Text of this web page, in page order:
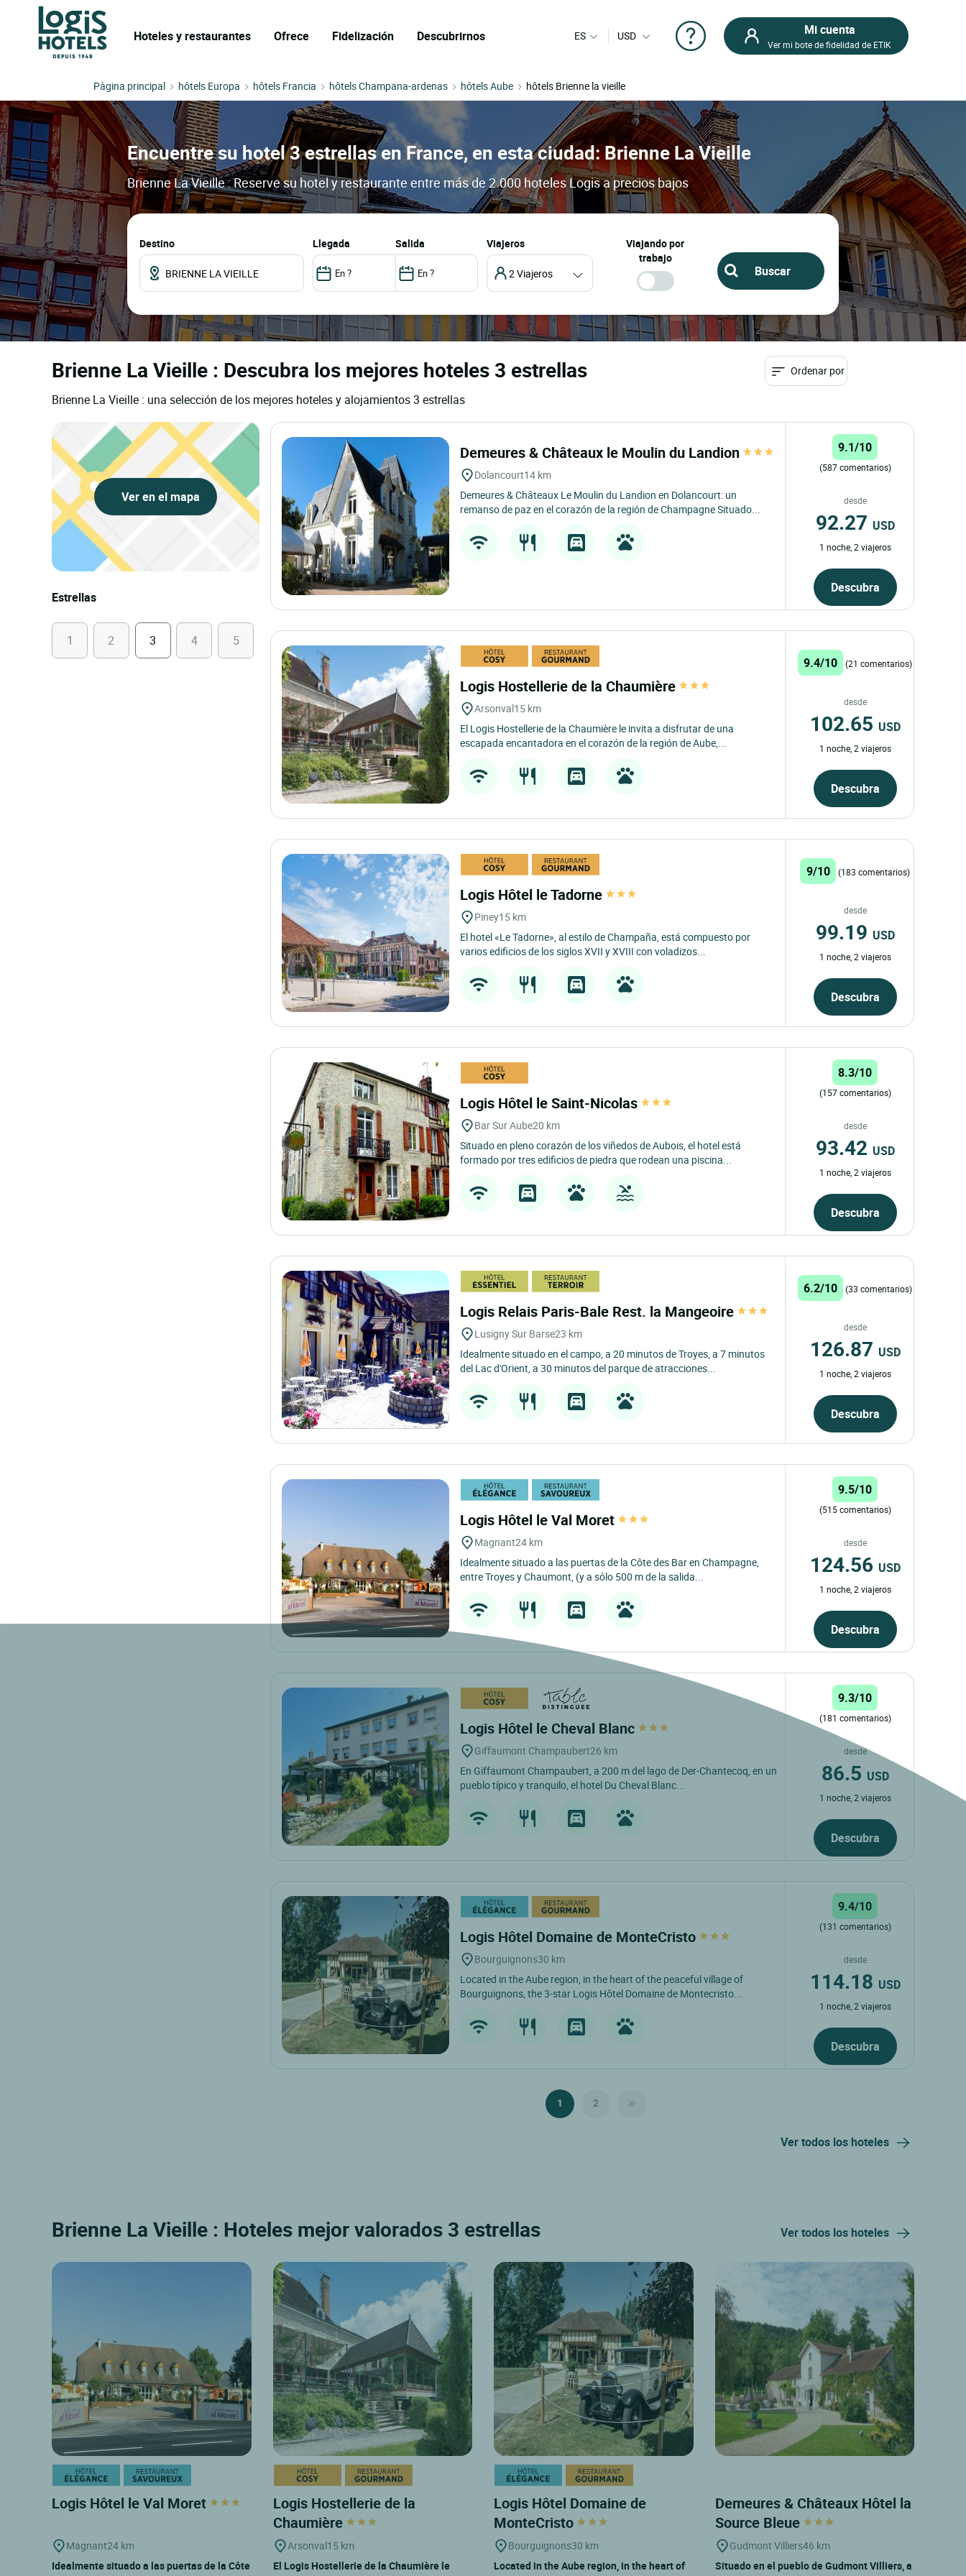
Hoteles y restaurantes Ofrece Fidelización Descubrirnos ES USD Mi cuenta
Ver mi bote de fidelidad de ETIK
Pàgina principal hôtels Europa hôtels Francia hôtels Champana-ardenas hôtels Aube hôtels Brienne la vieille
Encuentre su hotel 3 estrellas en France, en esta ciudad: Brienne La Vieille
Brienne La Vieille : Reserve su hotel y restaurante entre más de 2.000 hoteles Logis a precios bajos
Destino llegada salida Viajeros
2 Viajeros
Viajando por
trabajo
Brienne La Vieille : Descubra los mejores hoteles 3 estrellas
Brienne La Vieille : una selección de los mejores hoteles y alojamientos 3 estrellas
Ordenar por
Ver en el mapa
Estrellas
1 2 3 4 5
Demeures & Châteaux le Moulin du Landion
Dolancourt14 km
Demeures & Châteaux Le Moulin du Landion en Dolancourt: un
remanso de paz en el corazón de la región de Champagne Situado...
9.1/10
(587 comentarios)
desde
92.27 USD
1 noche, 2 viajeros
Descubra
Logis Hostellerie de la Chaumière
Arsonval15 km
El Logis Hostellerie de la Chaumière le invita a disfrutar de una
escapada encantadora en el corazón de la región de Aube,...
9.4/10 (21 comentarios)
desde
102.65 USD
1 noche, 2 viajeros
Descubra
Logis Hôtel le Tadorne
Piney15 km
El hotel «Le Tadorne», al estilo de Champaña, está compuesto por
varios edificios de los siglos XVII y XVIII con voladizos...
9/10 (183 comentarios)
desde
99.19 USD
1 noche, 2 viajeros
Descubra
Logis Hôtel le Saint-Nicolas
Bar Sur Aube20 km
Situado en pleno corazón de los viñedos de Aubois, el hotel está
formado por tres edificios de piedra que rodean una piscina...
8.3/10
(157 comentarios)
desde
93.42 USD
1 noche, 2 viajeros
Descubra
Logis Relais Paris-Bale Rest. la Mangeoire
Lusigny Sur Barse23 km
Idealmente situado en el campo, a 20 minutos de Troyes, a 7 minutos
del Lac d'Orient, a 30 minutos del parque de atracciones...
6.2/10 (33 comentarios)
desde
126.87 USD
1 noche, 2 viajeros
Descubra
Logis Hôtel le Val Moret
Magnant24 km
Idealmente situado a las puertas de la Côte des Bar en Champagne,
entre Troyes y Chaumont, (y a sólo 500 m de la salida...
9.5/10
(515 comentarios)
desde
124.56 USD
1 noche, 2 viajeros
Descubra
Logis Hôtel le Cheval Blanc
Giffaumont Champaubert26 km
En Giffaumont Champaubert, a 200 m del lago de Der-Chantecoq, en un
pueblo típico y tranquilo, el hotel Du Cheval Blanc...
9.3/10
(181 comentarios)
desde
86.5 USD
1 noche, 2 viajeros
Descubra
Logis Hôtel Domaine de MonteCristo
Bourguignons30 km
Located in the Aube region, in the heart of the peaceful village of
Bourguignons, the 3-star Logis Hôtel Domaine de Montecristo...
9.4/10
(131 comentarios)
desde
114.18 USD
1 noche, 2 viajeros
Descubra
1 2
Ver todos los hoteles
Brienne La Vieille : Hoteles mejor valorados 3 estrellas Ver todos los hoteles
Logis Hôtel le Val Moret
Magnant24 km
Idealmente situado a las puertas de la Côte
Logis Hostellerie de la
Chaumière
Arsonval15 km
El Logis Hostellerie de la Chaumière le
Logis Hôtel Domaine de
MonteCristo
Bourguignons30 km
Located in the Aube region, in the heart of
Demeures & Châteaux Hôtel la
Source Bleue
Gudmont Villiers46 km
Situado en el pueblo de Gudmont Villiers, a